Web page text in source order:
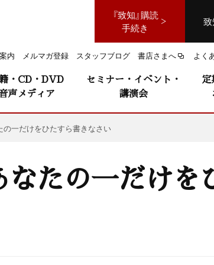
『致知』購読
手続き
内 メルマガ登録 スタッフブログ 書店さまへ よく
・CD・DVD
声メディア
セミナー・イベント・
講演会
定
の一だけをひたすら書きなさい
なたの一だけを